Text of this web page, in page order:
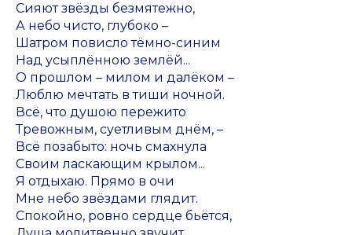
Сияют звёзды безмятежно,
А небо чисто, глубоко –
Шатром повисло тёмно-синим
Над усыплённою землёй...
О прошлом – милом и далёком –
Люблю мечтать в тиши ночной.
Всё, что душою пережито
Тревожным, суетливым днём, –
Всё позабыто: ночь смахнула
Своим ласкающим крылом...
Я отдыхаю. Прямо в очи
Мне небо звёздами глядит.
Спокойно, ровно сердце бьётся,